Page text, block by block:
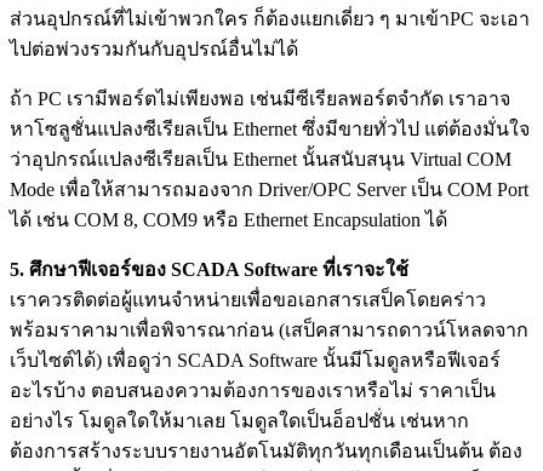
ส่วนอุปกรณ์ที่ไม่เข้าพวกใคร ก็ต้องแยกเดี่ยว ๆ มาเข้าPC จะเอา
ไปต่อพ่วงรวมกันกับอุปรณ์อื่นไม่ได้
ถ้า PC เรามีพอร์ตไม่เพียงพอ เช่นมีซีเรียลพอร์ตจำกัด เราอาจ
หาโซลูชั่นแปลงซีเรียลเป็น Ethernet ซึ่งมีขายทั่วไป แต่ต้องมั่นใจ
ว่าอุปกรณ์แปลงซีเรียลเป็น Ethernet นั้นสนับสนุน Virtual COM
Mode เพื่อให้สามารถมองจาก Driver/OPC Server เป็น COM Port
ได้ เช่น COM 8, COM9 หรือ Ethernet Encapsulation ได้
5. ศึกษาฟีเจอร์ของ SCADA Software ที่เราจะใช้
เราควรติดต่อผู้แทนจำหน่ายเพื่อขอเอกสารเสป็คโดยคร่าว
พร้อมราคามาเพื่อพิจารณาก่อน (เสป็คสามารถดาวน์โหลดจาก
เว็บไซต์ได้) เพื่อดูว่า SCADA Software นั้นมีโมดูลหรือฟีเจอร์
อะไรบ้าง ตอบสนองความต้องการของเราหรือไม่ ราคาเป็น
อย่างไร โมดูลใดให้มาเลย โมดูลใดเป็นอ็อปชั่น เช่นหาก
ต้องการสร้างระบบรายงานอัตโนมัติทุกวันทุกเดือนเป็นต้น ต้อง